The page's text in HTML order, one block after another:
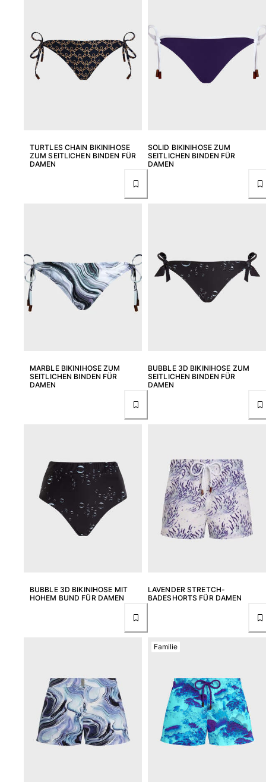
Alle Beutel anzeigen
Schuhe
Outdoor
Alle Strandspiele anzeigen
Schlüsselanhänger
Alle Schmuck und Uhren anzeigen
DIE VILEBREQUIN-STRÄNDE
Magazin
La Maison Vilebrequin
Geschenkgutchein
Lieferung
Verfolgen Sie meine Bestellung
Mein Konto
TURTLES CHAIN BIKINIHOSE
ZUM SEITLICHEN BINDEN FÜR
DAMEN
SOLID BIKINIHOSE ZUM
SEITLICHEN BINDEN FÜR
DAMEN
MARBLE BIKINIHOSE ZUM
SEITLICHEN BINDEN FÜR
DAMEN
BUBBLE 3D BIKINIHOSE ZUM
SEITLICHEN BINDEN FÜR
DAMEN
BUBBLE 3D BIKINIHOSE MIT
HOHEM BUND FÜR DAMEN
LAVENDER STRETCH-
BADESHORTS FÜR DAMEN
Familie